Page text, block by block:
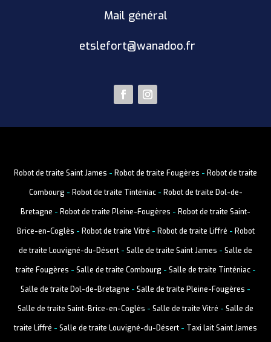
Mail général
etslefort@wanadoo.fr
Robot de traite Saint James - Robot de traite Fougères - Robot de traite
Combourg - Robot de traite Tinténiac- Robot de traite Dol-de-
Bretagne - Robot de traite Pleine-Fougères - Robot de traite Saint-
Brice-en-Coglès - Robot de traite Vitré - Robot de traite Liffré - Robot
de traite Louvigné-du-Désert - Salle de traite Saint James - Salle de
traite Fougères - Salle de traite Combourg - Salle de traite Tinténiac-
Salle de traite Dol-de-Bretagne - Salle de traite Pleine-Fougères -
Salle de traite Saint-Brice-en-Coglès - Salle de traite Vitré - Salle de
traite Liffré - Salle de traite Louvigné-du-Désert - Taxi lait Saint James